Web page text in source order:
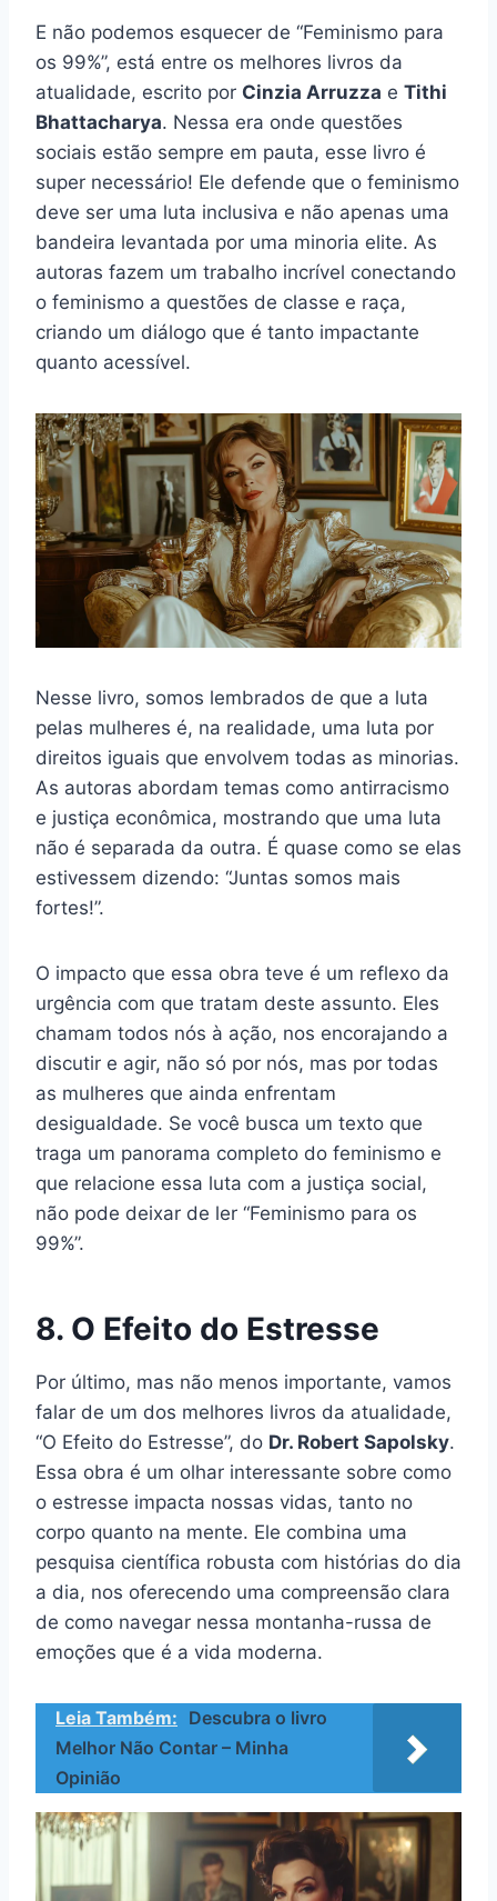
E não podemos esquecer de “Feminismo para
os 99%”, está entre os melhores livros da
atualidade, escrito por Cinzia Arruzza e Tithi
Bhattacharya. Nessa era onde questões
sociais estão sempre em pauta, esse livro é
super necessário! Ele defende que o feminismo
deve ser uma luta inclusiva e não apenas uma
bandeira levantada por uma minoria elite. As
autoras fazem um trabalho incrível conectando
o feminismo a questões de classe e raça,
criando um diálogo que é tanto impactante
quanto acessível.
Nesse livro, somos lembrados de que a luta
pelas mulheres é, na realidade, uma luta por
direitos iguais que envolvem todas as minorias.
As autoras abordam temas como antirracismo
e justiça econômica, mostrando que uma luta
não é separada da outra. É quase como se elas
estivessem dizendo: “Juntas somos mais
fortes!”.
O impacto que essa obra teve é um reflexo da
urgência com que tratam deste assunto. Eles
chamam todos nós à ação, nos encorajando a
discutir e agir, não só por nós, mas por todas
as mulheres que ainda enfrentam
desigualdade. Se você busca um texto que
traga um panorama completo do feminismo e
que relacione essa luta com a justiça social,
não pode deixar de ler “Feminismo para os
99%”.
8. O Efeito do Estresse
Por último, mas não menos importante, vamos
falar de um dos melhores livros da atualidade,
“O Efeito do Estresse”, do Dr. Robert Sapolsky.
Essa obra é um olhar interessante sobre como
o estresse impacta nossas vidas, tanto no
corpo quanto na mente. Ele combina uma
pesquisa científica robusta com histórias do dia
a dia, nos oferecendo uma compreensão clara
de como navegar nessa montanha-russa de
emoções que é a vida moderna.
Leia Também: Descubra o livro
Melhor Não Contar – Minha
Opinião